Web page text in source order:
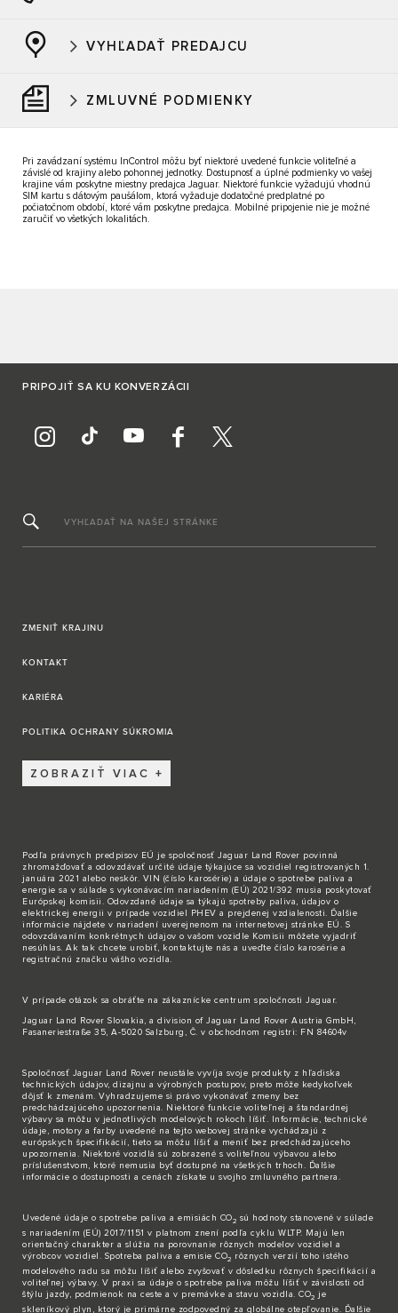
VYHĽADAŤ PREDAJCU
ZMLUVNÉ PODMIENKY
Pri zavádzaní systému InControl môžu byť niektoré uvedené funkcie voliteľné a
závislé od krajiny alebo pohonnej jednotky. Dostupnosť a úplné podmienky vo vašej
krajine vám poskytne miestny predajca Jaguar. Niektoré funkcie vyžadujú vhodnú
SIM kartu s dátovým paušálom, ktorá vyžaduje dodatočné predplatné po
počiatočnom období, ktoré vám poskytne predajca. Mobilné pripojenie nie je možné
zaručiť vo všetkých lokalitách.
PRIPOJIŤ SA KU KONVERZÁCII
VYHĽADAŤ NA NAŠEJ STRÁNKE
ZMENIŤ KRAJINU
KONTAKT
KARIÉRA
POLITIKA OCHRANY SÚKROMIA
ZOBRAZIŤ VIAC
Podľa právnych predpisov EÚ je spoločnosť Jaguar Land Rover povinná
zhromažďovať a odovzdávať určité údaje týkajúce sa vozidiel registrovaných 1.
januára 2021 alebo neskôr. VIN (číslo karosérie) a údaje o spotrebe paliva a
energie sa v súlade s vykonávacím nariadením (EÚ) 2021/392 musia poskytovať
Európskej komisii. Odovzdané údaje sa týkajú spotreby paliva, údajov o
elektrickej energii v prípade vozidiel PHEV a prejdenej vzdialenosti. Ďalšie
informácie nájdete v nariadení uverejnenom na internetovej stránke EÚ. S
odovzdávaním konkrétnych údajov o vašom vozidle Komisii môžete vyjadriť
nesúhlas. Ak tak chcete urobiť, kontaktujte nás a uveďte číslo karosérie a
registračnú značku vášho vozidla.
V prípade otázok sa obráťte na zákaznícke centrum spoločnosti Jaguar.
Jaguar Land Rover Slovakia, a division of Jaguar Land Rover Austria GmbH,
Fasaneriestraße 35, A-5020 Salzburg, Č. v obchodnom registri: FN 84604v
Spoločnosť Jaguar Land Rover neustále vyvíja svoje produkty z hľadiska
technických údajov, dizajnu a výrobných postupov, preto môže kedykoľvek
dôjsť k zmenám. Vyhradzujeme si právo vykonávať zmeny bez
predchádzajúceho upozornenia. Niektoré funkcie voliteľnej a štandardnej
výbavy sa môžu v jednotlivých modelových rokoch líšiť. Informácie, technické
údaje, motory a farby uvedené na tejto webovej stránke vychádzajú z
európskych špecifikácií, tieto sa môžu líšiť a meniť bez predchádzajúceho
upozornenia. Niektoré vozidlá sú zobrazené s voliteľnou výbavou alebo
príslušenstvom, ktoré nemusia byť dostupné na všetkých trhoch. Ďalšie
informácie o dostupnosti a cenách získate u svojho zmluvného partnera.
Uvedené údaje o spotrebe paliva a emisiách CO2 sú hodnoty stanovené v súlade
s nariadením (EÚ) 2017/1151 v platnom znení podľa cyklu WLTP. Majú len
orientačný charakter a slúžia na porovnanie rôznych modelov vozidiel a
výrobcov vozidiel. Spotreba paliva a emisie CO2
rôznych verzií toho istého
modelového radu sa môžu líšiť alebo zvyšovať v dôsledku rôznych špecifikácií a
voliteľnej výbavy. V praxi sa údaje o spotrebe paliva môžu líšiť v závislosti od
štýlu jazdy, podmienok na ceste a v premávke a stavu vozidla. CO2 je
skleníkový plyn, ktorý je primárne zodpovedný za globálne otepľovanie. Ďalšie